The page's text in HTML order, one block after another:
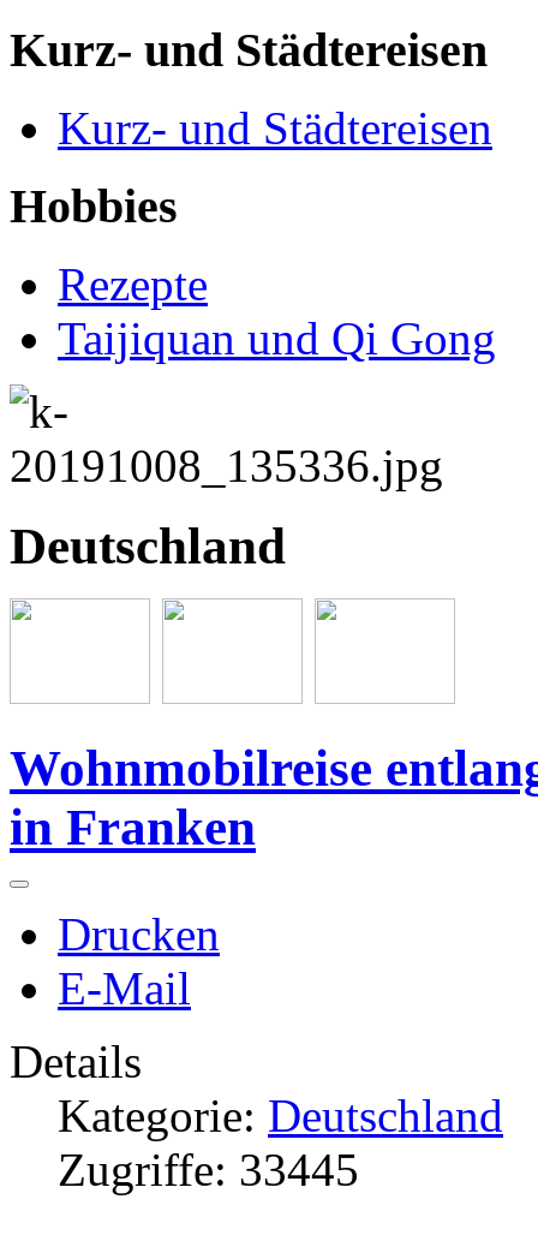
Kurz- und Städtereisen
Kurz- und Städtereisen
Hobbies
Rezepte
Taijiquan und Qi Gong
Deutschland
Wohnmobilreise
in Franken
Drucken
E-Mail
Details
Kategorie: Deutschland
Zugriffe: 33445